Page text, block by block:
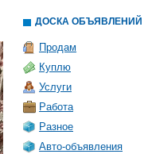
ДОСКА ОБЪЯВЛЕНИЙ
Продам
Куплю
Услуги
Работа
Разное
Авто-объявления